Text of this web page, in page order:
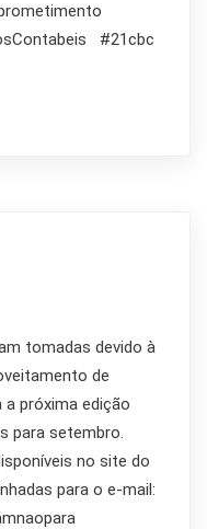
#21cbc
tomadas devido à
de
próxima edição
para setembro.
no site do
para o e-mail: